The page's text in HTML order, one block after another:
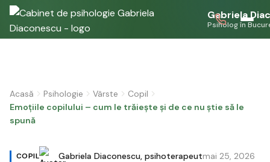
Gabriela
Psiholog în
Acasă Psihologie Vârste
Copil
Emoțiile copilului – cum le trăiește și de ce nu știe să le
spună
COPIL Gabriela Diaconescu, psihoterapeutmai 25, 2026